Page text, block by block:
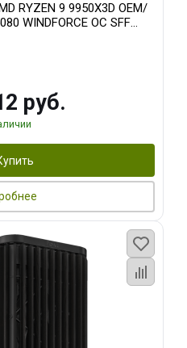
RYZEN 9 9950X3D OEM/
WINDFORCE OC SFF
SSD)
руб.